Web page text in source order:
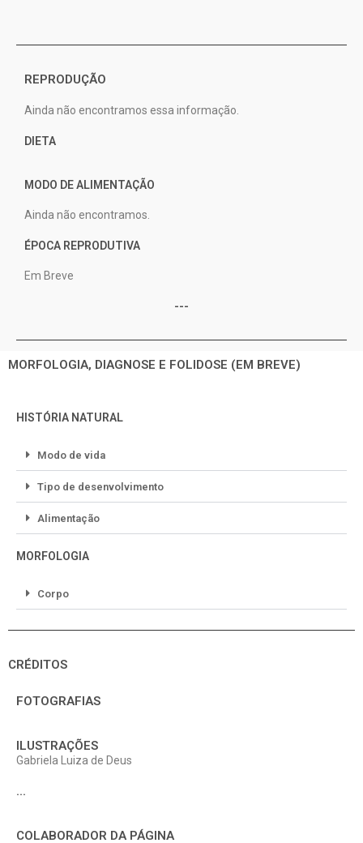
REPRODUÇÃO
Ainda não encontramos essa informação.
DIETA
MODO DE ALIMENTAÇÃO
Ainda não encontramos.
ÉPOCA REPRODUTIVA
Em Breve
---
MORFOLOGIA, DIAGNOSE E FOLIDOSE (EM BREVE)
HISTÓRIA NATURAL
Modo de vida
Tipo de desenvolvimento
Alimentação
MORFOLOGIA
Corpo
CRÉDITOS
FOTOGRAFIAS
ILUSTRAÇÕES
Gabriela Luiza de Deus
...
COLABORADOR DA PÁGINA